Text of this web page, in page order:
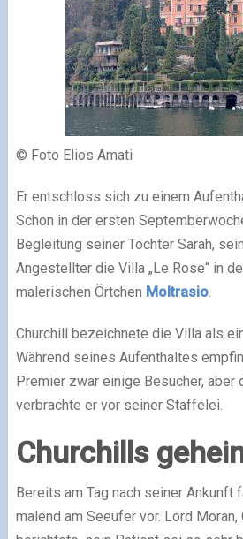
© Foto Elios Amati
Er entschloss sich zu einem
Schon in der ersten
Begleitung seiner Tochter Sarah,
Angestellter die Villa „Le Rose“ in
malerischen Örtchen Moltrasio.
Churchill bezeichnete die Villa als
Während seines Aufenthaltes
Premier zwar einige Besucher,
verbrachte er vor seiner Staffelei.
Churchills
Bereits am Tag nach seiner Ankunft
malend am Seeufer vor. Lord